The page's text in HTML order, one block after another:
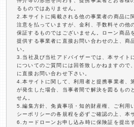
るものではありません。
2.本サイトに掲載される他の事業者の商品に
注意を払っていますが、金利、手数料その他
保証するものではございません。ローン商品
提供する事業者に直接お問い合わせの上、商
い。
3.当社及び当社アドバイザーでは、本サイト
についてのご質問には回答致しかねますので
に直接お問い合わせ下さい。
4.本サイトに関して、利用者と提携事業者、
が発生した場合、当事者間で解決を図るもの
せん。
5.編集方針、免責事項・知的財産権、ご利用
シーポリシーの各規程を必ずご確認の上、本
6.カードローンお申し込み時に保険証を提出